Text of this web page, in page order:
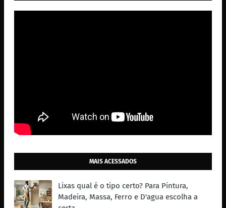
MAIS ACESSADOS
Lixas qual é o tipo certo? Para Pintura,
Madeira, Massa, Ferro e D'agua escolha a